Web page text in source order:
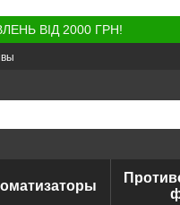
ВІД 2000 ГРН!